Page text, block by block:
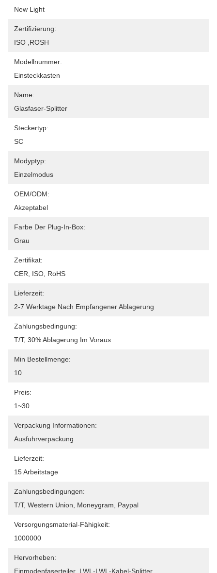
New Light
Zertifizierung:
ISO ,ROSH
Modellnummer:
Einsteckkasten
Name:
Glasfaser-Splitter
Steckertyp:
SC
Modyptyp:
Einzelmodus
OEM/ODM:
Akzeptabel
Farbe Der Plug-In-Box:
Grau
Zertifikat:
CER, ISO, RoHS
Lieferzeit:
2-7 Werktage Nach Empfangener Ablagerung
Zahlungsbedingung:
T/T, 30% Ablagerung Im Voraus
Min Bestellmenge:
10
Preis:
1~30
Verpackung Informationen:
Ausfuhrverpackung
Lieferzeit:
15 Arbeitstage
Zahlungsbedingungen:
T/T, Western Union, Moneygram, Paypal
Versorgungsmaterial-Fähigkeit:
1000000
Hervorheben:
Einmodenfaserteiler LWL-LWL-Kabel-Splitter